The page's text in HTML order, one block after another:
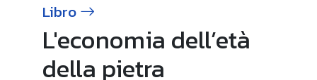
Libro
L'economia dell’età
della pietra